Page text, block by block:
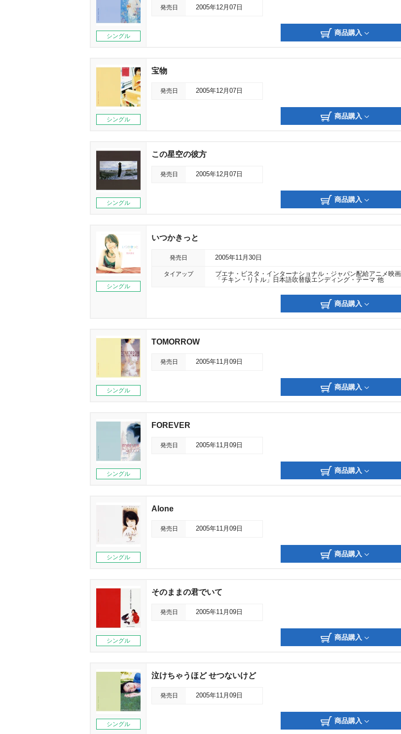
e
シングル
発売日 2005年12月07日
商品購入
シングル
宝物
発売日 2005年12月07日
商品購入
シングル
この星空の彼方
発売日 2005年12月07日
商品購入
シングル
いつかきっと
発売日 2005年11月30日
タイアップ
ブエナ・ビスタ・インターナショナル・ジャパン配給アニメ映画
「チキン・リトル」日本語吹替版エンディング・テーマ 他
商品購入
シングル
TOMORROW
発売日 2005年11月09日
商品購入
シングル
FOREVER
発売日 2005年11月09日
商品購入
シングル
Alone
発売日 2005年11月09日
商品購入
シングル
そのままの君でいて
発売日 2005年11月09日
商品購入
シングル
泣けちゃうほど せつないけど
発売日 2005年11月09日
商品購入